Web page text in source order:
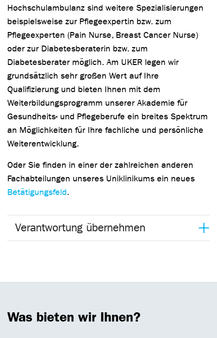
Hochschulambulanz sind weitere Spezialisierungen
beispielsweise zur Pflegeexpertin bzw. zum
Pflegeexperten (Pain Nurse, Breast Cancer Nurse)
oder zur Diabetesberaterin bzw. zum
Diabetesberater möglich. Am UKER legen wir
grundsätzlich sehr großen Wert auf Ihre
Qualifizierung und bieten Ihnen mit dem
Weiterbildungsprogramm unserer Akademie für
Gesundheits- und Pflegeberufe ein breites Spektrum
an Möglichkeiten für Ihre fachliche und persönliche
Weiterentwicklung.
Oder Sie finden in einer der zahlreichen anderen
Fachabteilungen unseres Uniklinikums ein neues
Betätigungsfeld.
Verantwortung übernehmen
Was bieten wir Ihnen?